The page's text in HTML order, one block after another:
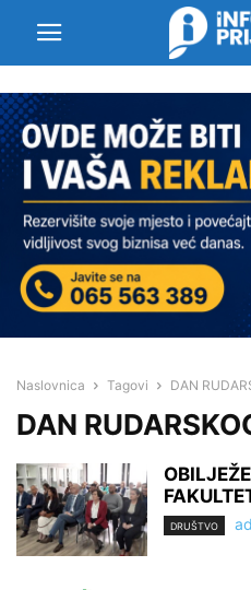
Naslovnica Tagovi DAN
DAN
DRUŠTVO